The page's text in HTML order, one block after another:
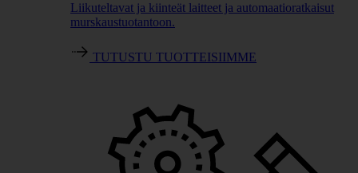
Liikuteltavat ja kiinteät laitteet ja automaatioratkaisut
murskaustuotantoon.
TUTUSTU TUOTTEISIIMME